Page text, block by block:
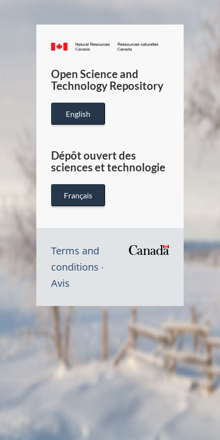
Canada.ca
/
Canada
Open Science and
Technology Repository
English
Dépôt ouvert des
sciences et technologie
Français
Terms and
conditions
Avis
Symbole
Canada